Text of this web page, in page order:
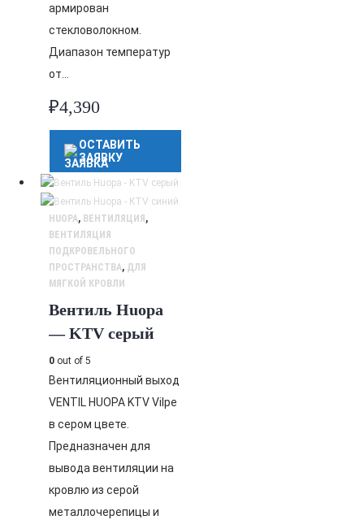
армирован
стекловолокном.
Диапазон температур
от…
₽4,390
ОСТАВИТЬ
ЗАЯВКУ
HUOPA, ВЕНТИЛЯЦИЯ ,
ВЕНТИЛЯЦИЯ
ПОДКРОВЕЛЬНОГО
ПРОСТРАНСТВА, ДЛЯ
МЯГКОЙ КРОВЛИ
Вентиль Huopa
— KTV серый
0 out of 5
Вентиляционный выход
VENTIL HUOPA KTV Vilpe
в сером цвете.
Предназначен для
вывода вентиляции на
кровлю из серой
металлочерепицы и